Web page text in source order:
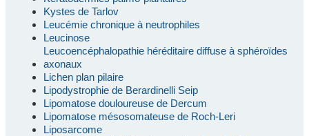
Kystes de Tarlov
Leucémie chronique à neutrophiles
Leucinose
Leucoencéphalopathie héréditaire diffuse à sphéroïdes
axonaux
Lichen plan pilaire
Lipodystrophie de Berardinelli Seip
Lipomatose douloureuse de Dercum
Lipomatose mésosomateuse de Roch-Leri
Liposarcome